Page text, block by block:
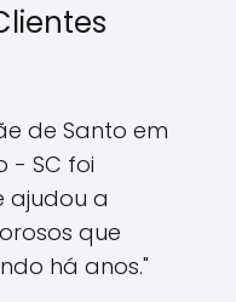
de Santo em
- SC foi
ajudou a
que
há anos."